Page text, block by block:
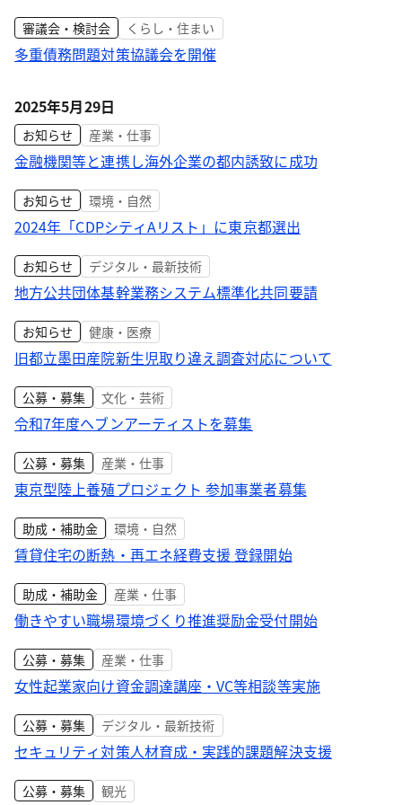
審議会・検討会 くらし・住まい
多重債務問題対策協議会を開催
2025年5月29日
お知らせ 産業・仕事
金融機関等と連携し海外企業の都内誘致に成功
お知らせ 環境・自然
2024年「CDPシティAリスト」に東京都選出
お知らせ デジタル・最新技術
地方公共団体基幹業務システム標準化共同要請
お知らせ 健康・医療
旧都立墨田産院新生児取り違え調査対応について
公募・募集 文化・芸術
令和7年度ヘブンアーティストを募集
公募・募集 産業・仕事
東京型陸上養殖プロジェクト 参加事業者募集
助成・補助金 環境・自然
賃貸住宅の断熱・再エネ経費支援 登録開始
助成・補助金 産業・仕事
働きやすい職場環境づくり推進奨励金受付開始
公募・募集 産業・仕事
女性起業家向け資金調達講座・VC等相談等実施
公募・募集 デジタル・最新技術
セキュリティ対策人材育成・実践的課題解決支援
公募・募集 観光